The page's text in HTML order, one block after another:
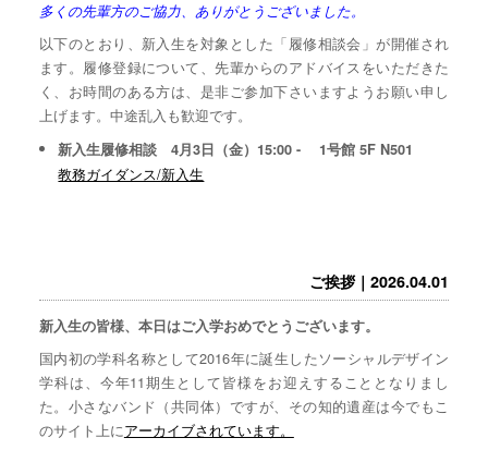
多くの先輩方のご協力、ありがとうございました。
以下のとおり、新入生を対象とした「履修相談会」が開催され
ます。履修登録について、先輩からのアドバイスをいただきた
く、お時間のある方は、是非ご参加下さいますようお願い申し
上げます。中途乱入も歓迎です。
新入生履修相談 4月3日（金）15:00 - 1号館 5F N501
教務ガイダンス/新入生
ご挨拶｜2026.04.01
新入生の皆様、本日はご入学おめでとうございます。
国内初の学科名称として2016年に誕生したソーシャルデザイン
学科は、今年11期生として皆様をお迎えすることとなりまし
た。小さなバンド（共同体）ですが、その知的遺産は今でもこ
のサイト上にアーカイブされています。